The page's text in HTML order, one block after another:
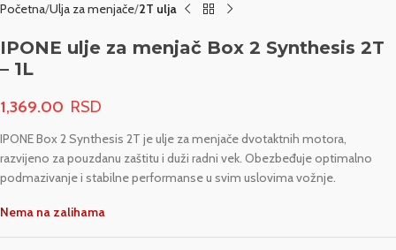
Početna Ulja za menjače 2T ulja
IPONE ulje za menjač Box 2 Synthesis 2T
– 1L
1,369.00
IPONE Box 2 Synthesis 2T je ulje za menjače dvotaktnih motora,
razvijeno za pouzdanu zaštitu i duži radni vek. Obezbeđuje optimalno
podmazivanje i stabilne performanse u svim uslovima vožnje.
Nema na zalihama